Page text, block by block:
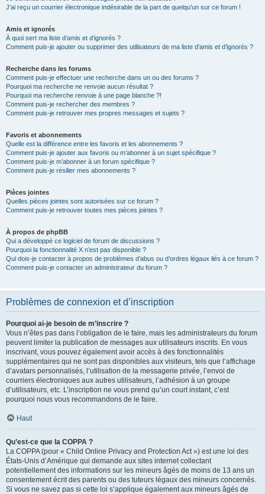
J’ai reçu un courrier électronique indésirable de la part de quelqu’un sur ce forum !
Amis et ignorés
À quoi sert ma liste d’amis et d’ignorés ?
Comment puis-je ajouter ou supprimer des utilisateurs de ma liste d’amis et d’ignorés ?
Recherche dans les forums
Comment puis-je effectuer une recherche dans un ou des forums ?
Pourquoi ma recherche ne renvoie aucun résultat ?
Pourquoi ma recherche renvoie à une page blanche ?!
Comment puis-je rechercher des membres ?
Comment puis-je retrouver mes propres messages et sujets ?
Favoris et abonnements
Quelle est la différence entre les favoris et les abonnements ?
Comment puis-je ajouter aux favoris ou m’abonner à un sujet spécifique ?
Comment puis-je m’abonner à un forum spécifique ?
Comment puis-je résilier mes abonnements ?
Pièces jointes
Quelles pièces jointes sont autorisées sur ce forum ?
Comment puis-je retrouver toutes mes pièces jointes ?
À propos de phpBB
Qui a développé ce logiciel de forum de discussions ?
Pourquoi la fonctionnalité X n’est pas disponible ?
Qui dois-je contacter à propos de problèmes d’abus ou d’ordres légaux liés à ce forum ?
Comment puis-je contacter un administrateur du forum ?
Problèmes de connexion et d’inscription
Pourquoi ai-je besoin de m’inscrire ?
Vous n’êtes pas dans l’obligation de le faire, mais les administrateurs du forum
peuvent limiter la publication de messages aux utilisateurs inscrits. En vous
inscrivant, vous pouvez également avoir accès à des fonctionnalités
supplémentaires qui ne sont pas disponibles aux visiteurs, tels que l’affichage
d’avatars personnalisés, l’utilisation de la messagerie privée, l’envoi de
courriers électroniques aux autres utilisateurs, l’adhésion à un groupe
d’utilisateurs, etc. L’inscription ne vous prend qu’un court instant, c’est
pourquoi nous vous recommandons de le faire.
Haut
Qu’est-ce que la COPPA ?
La COPPA (pour « Child Online Privacy and Protection Act ») est une loi des
États-Unis d’Amérique qui demande aux sites internet collectant
potentiellement des informations sur les mineurs âgés de moins de 13 ans un
consentement écrit des parents ou des tuteurs légaux des mineurs concernés.
Si vous ne savez pas si cette loi s’applique également aux mineurs âgés de